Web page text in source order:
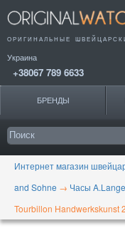
ОРИГИНАЛЬНЫЕ
Украина
+38067 789 6633
БРЕНДЫ
Интернет магазин
and Sohne → Часы
Tourbillon Handwerkskunst